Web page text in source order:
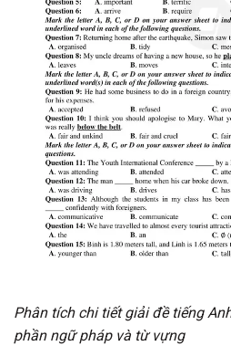
Phân tích chi tiết giải đề tiếng
phần ngữ pháp và từ vựng